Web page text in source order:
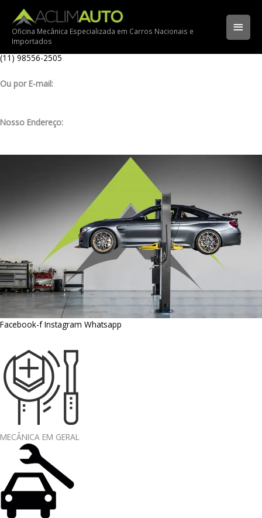
para
conteúdo
Oficina Mecânica Especializada em Carros Nacionais e
Importados
Ligue para nossa oficina:
(11) 3341-3969
Ligue pelo nosso WhatsApp:
(11) 98556-2505
Ou por E-mail:
Nosso Endereço:
Facebook-fInstagram Whatsapp
MECÂNICA EM GERAL